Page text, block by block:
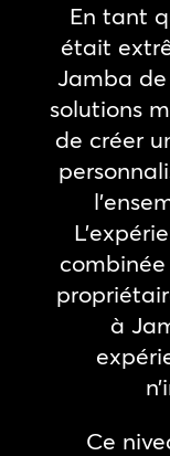
En tant
était
Jamba de
solutions
de créer
à
Ce